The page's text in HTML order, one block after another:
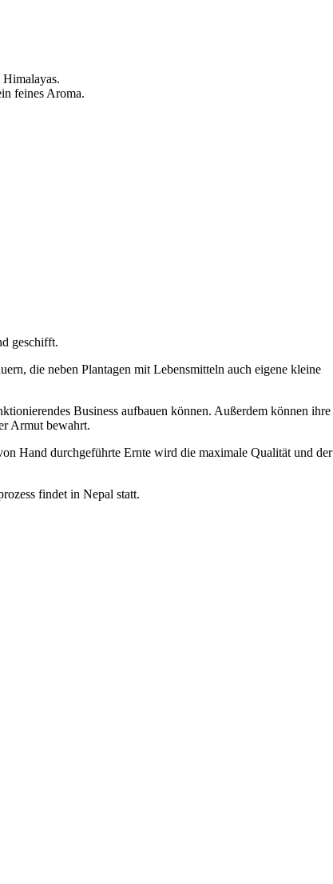
Himalayas.
feines Aroma.
geschifft.
die neben Plantagen mit Lebensmitteln auch eigene kleine
Business aufbauen können. Außerdem können ihre
Armut bewahrt.
Hand durchgeführte Ernte wird die maximale Qualität und der
findet in Nepal statt.